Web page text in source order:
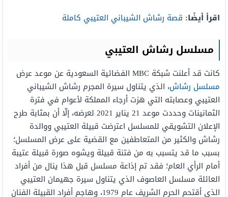
اقرأ أيضًا: قصة رشاش الشيباني العتيبي كاملة
مسلسل رشاش العتيبي
كانت قد أعلنت شبكة MBC الفضائية السعودية عن موعد عرض
مسلسل رشاش، الذي يتناول سيرة المجرم رشاش الشيباني
العتيبي وعصابته التي هزت أرجاء المملكة لأعوام في فترة
الثمانينات وحددت موعد 21 يناير 2021 لعرضه، إلّا أن بمثابة طرح
الإعلان التشويقي للمسلسل اعترضت قبيلة العتيبي ووالدة
رشاش والكثير من المتعاطفين مع القضية على عرض المسلسل؛
بسبب ما قد يتسبب به من فتنة قبيلة ويشوه صورة قبيلة عتيبة
أمام الرأي العام؛ فقد تم إذاعة مسلسل قبل هذا ينال من أفراد
العائلة مسلسل العاصوف الذي يتناول سيرة جهيمان العتيبي
الذي أقتحم الحرم الشريف عام 1979، وهاجم أفراد القبيلة الفنان